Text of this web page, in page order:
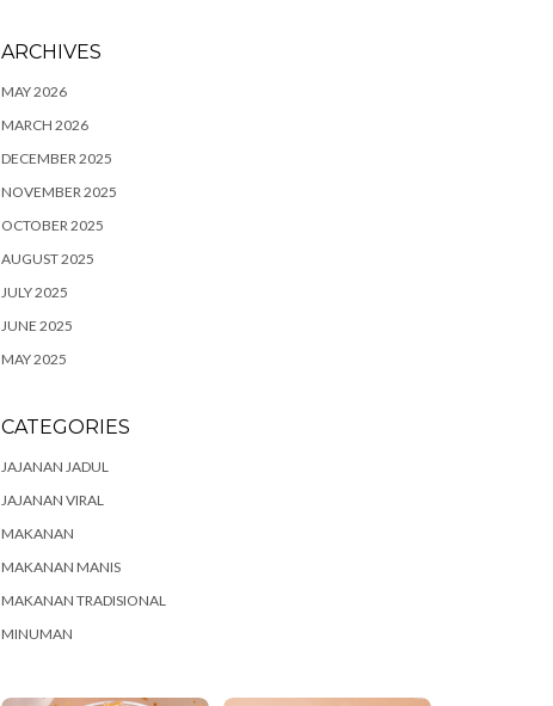
ARCHIVES
MAY 2026
MARCH 2026
DECEMBER 2025
NOVEMBER 2025
OCTOBER 2025
AUGUST 2025
JULY 2025
JUNE 2025
MAY 2025
CATEGORIES
JAJANAN JADUL
JAJANAN VIRAL
MAKANAN
MAKANAN MANIS
MAKANAN TRADISIONAL
MINUMAN